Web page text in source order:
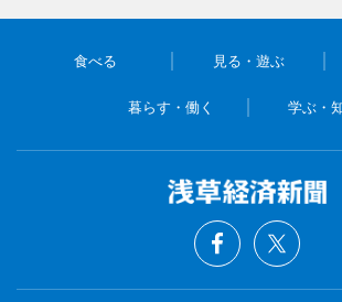
食べる 見る・遊ぶ
暮らす・働く 学ぶ・